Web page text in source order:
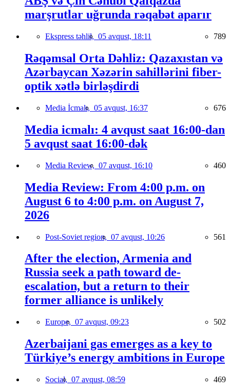
marşrutlar uğrunda rəqabət aparır
Ekspress təhlil, 05 avqust, 18:11 789
Rəqəmsal Orta Dəhliz: Qazaxıstan və
Azərbaycan Xəzərin sahillərini fiber-
optik xətlə birləşdirdi
Media İcmalı, 05 avqust, 16:37 676
Media icmalı: 4 avqust saat 16:00-dan
5 avqust saat 16:00-dək
Media Review, 07 avqust, 16:10 460
Media Review: From 4:00 p.m. on
August 6 to 4:00 p.m. on August 7,
2026
Post-Soviet region, 07 avqust, 10:26 561
After the election, Armenia and
Russia seek a path toward de-
escalation, but a return to their
former alliance is unlikely
Europe, 07 avqust, 09:23 502
Azerbaijani gas emerges as a key to
Türkiye’s energy ambitions in Europe
Social, 07 avqust, 08:59 469